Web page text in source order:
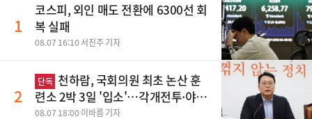
1
코스피, 외인 매도 전환에 6300선 회
복 실패
08.07 16:10 서진주 기자
2
단독 천하람, 국회의원 최초 논산 훈
련소 2박 3일 '입소'…각개전투·야간
행군 한다
08.07 18:00 이바름 기자